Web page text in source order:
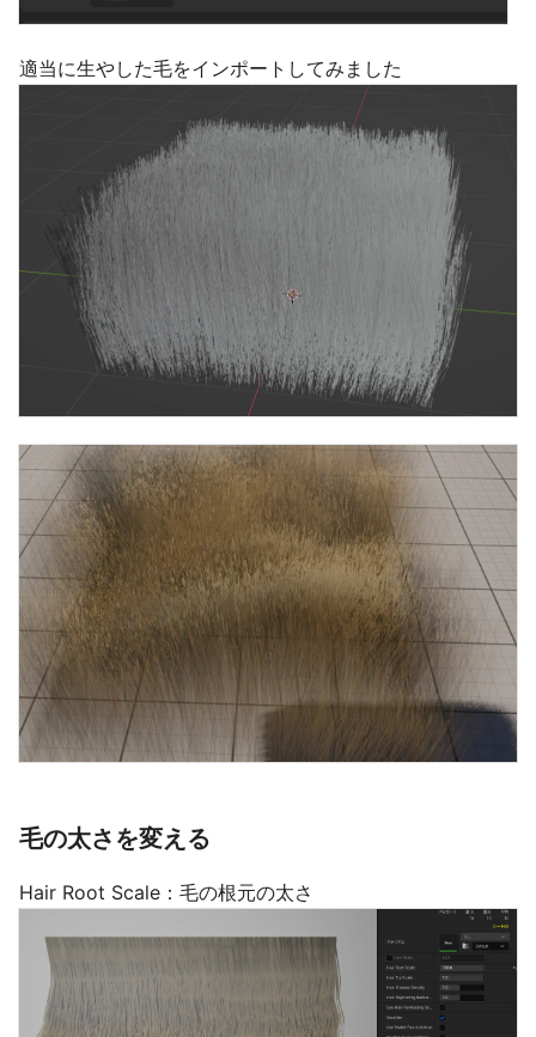
適当に生やした毛をインポートしてみました
毛の太さを変える
Hair Root Scale：毛の根元の太さ